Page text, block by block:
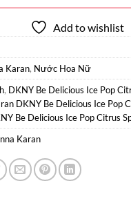
Add to wishlist
Karan, Nước Hoa Nữ
, DKNY Be Delicious Ice Pop
DKNY Be Delicious Ice Pop
Be Delicious Ice Pop Citrus
Karan